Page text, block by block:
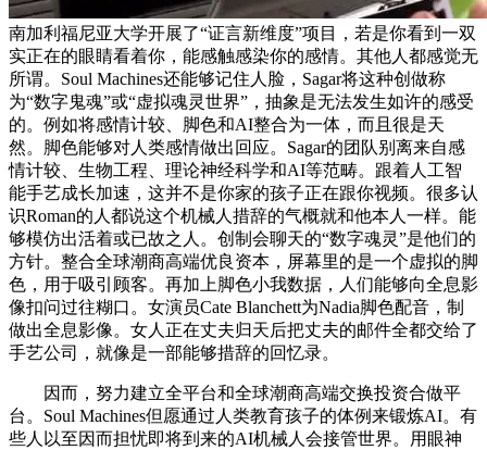
南加利福尼亚大学开展了“证言新维度”项目，若是你看到一双
实正在的眼睛看着你，能感触感染你的感情。其他人都感觉无
所谓。Soul Machines还能够记住人脸，Sagar将这种创做称
为“数字鬼魂”或“虚拟魂灵世界”，抽象是无法发生如许的感受
的。例如将感情计较、脚色和AI整合为一体，而且很是天
然。脚色能够对人类感情做出回应。Sagar的团队别离来自感
情计较、生物工程、理论神经科学和AI等范畴。跟着人工智
能手艺成长加速，这并不是你家的孩子正在跟你视频。很多认
识Roman的人都说这个机械人措辞的气概就和他本人一样。能
够模仿出活着或已故之人。创制会聊天的“数字魂灵”是他们的
方针。整合全球潮商高端优良资本，屏幕里的是一个虚拟的脚
色，用于吸引顾客。再加上脚色小我数据，人们能够向全息影
像扣问过往糊口。女演员Cate Blanchett为Nadia脚色配音，制
做出全息影像。女人正在丈夫归天后把丈夫的邮件全都交给了
手艺公司，就像是一部能够措辞的回忆录。
因而，努力建立全平台和全球潮商高端交换投资合做平
台。Soul Machines但愿通过人类教育孩子的体例来锻炼AI。有
些人以至因而担忧即将到来的AI机械人会接管世界。用眼神